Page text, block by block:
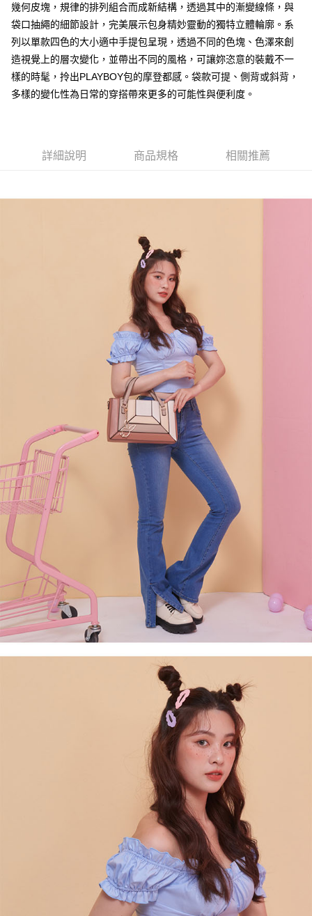
2.付款方式選擇「大哥付你分期」，訂單成立後會自動跳轉到大哥付的交易
流程，驗證手機門號後，選擇欲分期的期數、繳款截止日，確認付款後即完
成交易。
3.實際核准額度、可分期數及費用金額請依後續交易確認頁面所載為準。
4.訂單成立30分鐘內，如未前往確認交易或遇審核未通過，訂單將自動取
法說明評估內容。
【繳款方式說明】
由本公司與您本人進行分期帳單所需資料之確認、核對及更正。
3.完整用戶服務條款，請詳閱以下連結：https://oppay.tw/userRule
相關說明
【關於「AFTEE先享後付」】
AFTEE先享後付是「在收到商品之後才付款」的支付方式。 讓您購物簡單
便利好安心！
１．簡單：不需註冊會員、不需綁卡、不需儲值。
２．便利：只要手機號碼，簡訊認證，即可結帳。
２．訂單成立數日內，您將收到繳費通知簡訊。
３．收到繳費通知簡訊後14天內，點擊此簡訊中的連結，可透過四大超商／
購買商品的店家。未經商家同意取消之訂單仍視為有效，需透過AFTEE先享
是否繳費成功／繳費後需取消欲退款等相關疑問，請聯繫「AFTEE先享後付
https://netprotections.freshdesk.com/support/home
１．透過由恩沛科技股份有限公司提供之「AFTEE先享後付」服務完成之交
易，需依本服務之必要範圍內提供個人資料，並將交易相關給付款項請求債
權轉讓予恩沛科技股份有限公司。
２．關於個人資料處理事宜，請瀏覽以下網址：
https://aftee.tw/terms/#terms3
３．未成年的使用者請事先徵得法定代理人或監護人之同意方可使用
「AFTEE先享後付」，若未經同意申辦者引起之損失，本公司不負相關責
４．使用「AFTEE先享後付」時，將依據個別帳號之用戶狀況，依本公司即
時審查核予不同之上限額度；若仍有額度不足之情形，本公司將視審查結果
請求用戶進行身份認證。
５．嚴禁一人註冊多個帳號或使用他人資訊註冊。若發現惡意使用之情形，
恩沛科技股份有限公司將有權停止該用戶之使用額度並採取法律行動。
全家取貨付款
每筆NT$60，滿NT$1,500(含以上)免運費
每筆NT$120
每筆NT$60，滿NT$2,000(含以上)免運費
每筆NT$60，滿NT$2,000(含以上)免運費
每筆NT$60，滿NT$2,000(含以上)免運費
每筆NT$100
幾何皮塊，規律的排列組合而成新結構，透過其中的漸變線條，與
袋口抽繩的細節設計，完美展示包身精妙靈動的獨特立體輪廓。系
列以單款四色的大小適中手提包呈現，透過不同的色塊、色澤來創
造視覺上的層次變化，並帶出不同的風格，可讓妳恣意的裝戴不一
樣的時髦，拎出PLAYBOY包的摩登都感。袋款可提、側背或斜背，
多樣的變化性為日常的穿搭帶來更多的可能性與便利度。
詳細說明 商品規格 相關推薦